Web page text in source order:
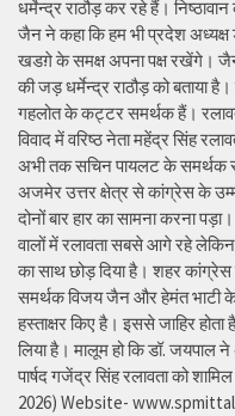
धर्मेन्द्र राठौड़ कर रहे हैं।
जैन ने कहा कि हम भी प्रदेश अध्यक्ष
खडग़े के समक्ष अपना पक्ष रखेंगे।
की जड़ धर्मेन्द्र राठौड़ को बताया
गहलोत के कट्टर समर्थक हैं।
विवाद में वरिष्ठ नेता महेंद्र सिंह
अभी तक सचिन पायलट के समर्थक
अजमेर उत्तर क्षेत्र से कांग्रेस के
दोनों बार हार का सामना करना
वालों में रलावता सबसे आगे रहे लेकिन
का साथ छोड़ दिया है। शहर
समर्थक विजय जैन और हेमंत भाटी
हस्ताक्षर किए है। इससे जाहिर
लिया है। मालूम हो कि डॉ. जयपाल ने
पार्षद गजेंद्र सिंह रलावता को
2026) Website-